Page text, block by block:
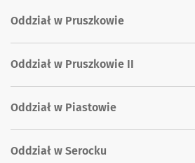
Oddział w Pruszkowie
Oddział w Pruszkowie II
Oddział w Piastowie
Oddział w Serocku